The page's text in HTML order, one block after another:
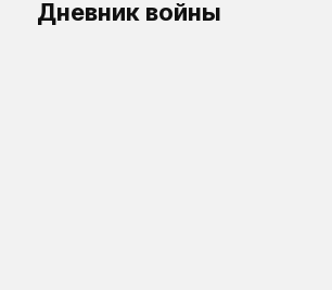
Дневник войны